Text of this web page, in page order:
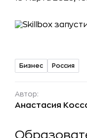
Бизнес Россия
Автор:
Анастасия